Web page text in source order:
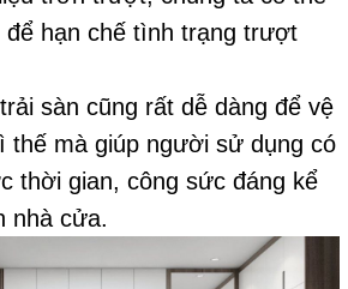
để hạn chế tình trạng trượt
sàn cũng rất dễ dàng để vệ
thế mà giúp người sử dụng có
thời gian, công sức đáng kể
nhà cửa.